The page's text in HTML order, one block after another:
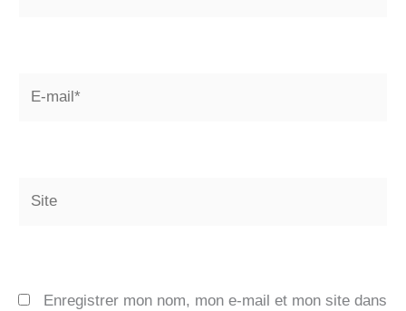
Enregistrer mon nom, mon e-mail et mon site dans